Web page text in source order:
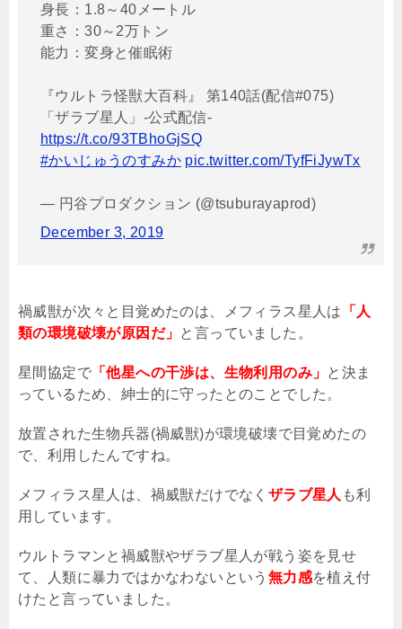
身長：1.8～40メートル
重さ：30～2万トン
能力：変身と催眠術
『ウルトラ怪獣大百科』 第140話(配信#075)
「ザラブ星人」-公式配信-
https://t.co/93TBhoGjSQ
#かいじゅうのすみか pic.twitter.com/TyfFiJywTx
— 円谷プロダクション (@tsuburayaprod)
December 3, 2019
禍威獣が次々と目覚めたのは、メフィラス星人は
「人
類の環境破壊が原因だ」 と言っていました。
星間協定で 「他星への干渉は、生物利用のみ」 と決ま
っているため、紳士的に守ったとのことでした。
放置された生物兵器(禍威獣)が環境破壊で目覚めたの
で、利用したんですね。
メフィラス星人は、禍威獣だけでなく ザラブ星人 も利
用しています。
ウルトラマンと禍威獣やザラブ星人が戦う姿を見せ
て、人類に暴力ではかなわないという 無力感を植え付
けたと言っていました。